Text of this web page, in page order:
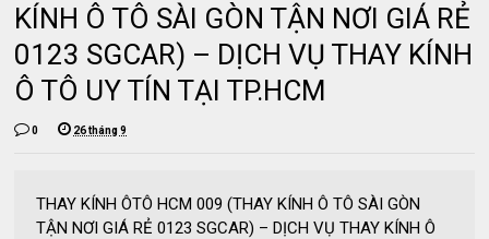
KÍNH Ô TÔ SÀI GÒN TẬN NƠI GIÁ RẺ
0123 SGCAR) – DỊCH VỤ THAY KÍNH
Ô TÔ UY TÍN TẠI TP.HCM
0 26 tháng 9
THAY KÍNH ÔTÔ HCM 009 (THAY KÍNH Ô TÔ SÀI GÒN
TẬN NƠI GIÁ RẺ 0123 SGCAR) – DỊCH VỤ THAY KÍNH Ô